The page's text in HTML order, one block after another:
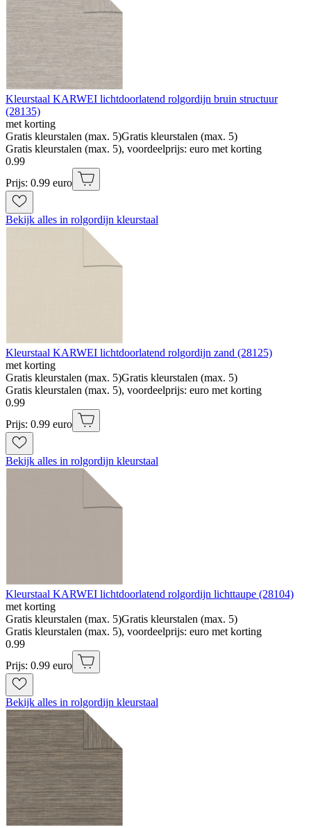
Kleurstaal KARWEI lichtdoorlatend rolgordijn bruin structuur
(28135)
met korting
Gratis kleurstalen (max. 5)Gratis kleurstalen (max. 5)
Gratis kleurstalen (max. 5), voordeelprijs: euro met korting
0.99
Prijs: 0.99 euro
Bekijk alles in rolgordijn kleurstaal
Kleurstaal KARWEI lichtdoorlatend rolgordijn zand (28125)
met korting
Gratis kleurstalen (max. 5)Gratis kleurstalen (max. 5)
Gratis kleurstalen (max. 5), voordeelprijs: euro met korting
0.99
Prijs: 0.99 euro
Bekijk alles in rolgordijn kleurstaal
Kleurstaal KARWEI lichtdoorlatend rolgordijn lichttaupe (28104)
met korting
Gratis kleurstalen (max. 5)Gratis kleurstalen (max. 5)
Gratis kleurstalen (max. 5), voordeelprijs: euro met korting
0.99
Prijs: 0.99 euro
Bekijk alles in rolgordijn kleurstaal